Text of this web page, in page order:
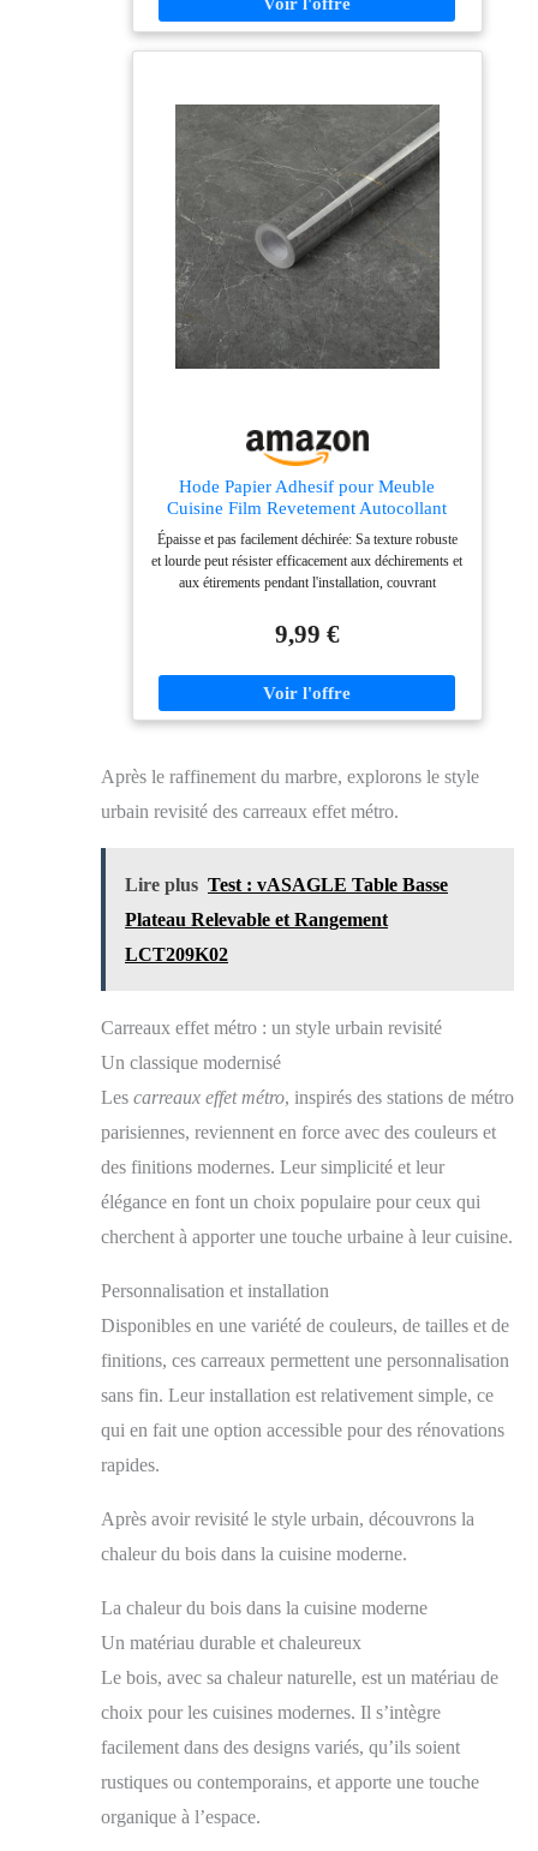
Meuble: Notre adhesif pour meuble marbre offre une
et à retirer, ce rouleau adhesif pour meuble redonne vie
à vos armoires sans travaux. Motif Marbre Réaliste
pour un Intérieur Chic: Ce papier peint marbre auto-
adhésif apporte une touche de luxe à votre décor. Son
fini texturé imite parfaitement le marbre, idéal pour un
revetement mural PVC ou un adhesif mural.
Disponible en rouleau, il s’adapte aux murs, meubles
et plans de travail pour un rendu harmonieux. Solution
Imperméable pour Salle de Bain et Cuisine: Conçu
pour les pièces humides, ce papier peint salle de bain
résiste à l'eau et à la condensation. Son adhesif marbre
robuste et son revetement mural autocollant en font un
choix pratique et esthétique. Personnalisez vos murs
Aucune compétence requise pour installer ce papier
peint auto-adhésif. Son dos adhésif fort permet une
application facile sur les murs, meubles ou plans de
travail. Idéal pour relooker une cuisine ou une salle de
résidus.
Hode Papier Adhesif pour Meuble
Cuisine Film Revetement Autocollant
Mural
Épaisse et pas facilement déchirée: Sa texture robuste
et lourde peut résister efficacement aux déchirements et
aux étirements pendant l'installation, couvrant
une toute nouvelle expérience Apparence en marbre
réaliste: Notre papier peint présente une apparence en
facilement de l'effet en marbre et d'ajouter une texture
premium à votre espace domestique Facile à nettoyer:
taches d'eau, l'écriture, etc., elles peuvent être
chiffon humide, rendant l'entretien quotidien pratique et
amovibles. Si vous ne l'avez pas collé correctement, il
Convient à plusieurs scénarios: Le produit peut être
adapté à diverses surfaces lisses telles que les cuisines,
9,99 €
Après le raffinement du marbre, explorons le style
urbain revisité des carreaux effet métro.
Lire plus Test : vASAGLE Table Basse
Plateau Relevable et Rangement
LCT209K02
Carreaux effet métro : un style urbain revisité
Un classique modernisé
Les carreaux effet métro, inspirés des stations de métro
parisiennes, reviennent en force avec des couleurs et
des finitions modernes. Leur simplicité et leur
élégance en font un choix populaire pour ceux qui
cherchent à apporter une touche urbaine à leur cuisine.
Personnalisation et installation
Disponibles en une variété de couleurs, de tailles et de
finitions, ces carreaux permettent une personnalisation
sans fin. Leur installation est relativement simple, ce
qui en fait une option accessible pour des rénovations
rapides.
Après avoir revisité le style urbain, découvrons la
chaleur du bois dans la cuisine moderne.
La chaleur du bois dans la cuisine moderne
Un matériau durable et chaleureux
Le bois, avec sa chaleur naturelle, est un matériau de
choix pour les cuisines modernes. Il s’intègre
facilement dans des designs variés, qu’ils soient
rustiques ou contemporains, et apporte une touche
organique à l’espace.